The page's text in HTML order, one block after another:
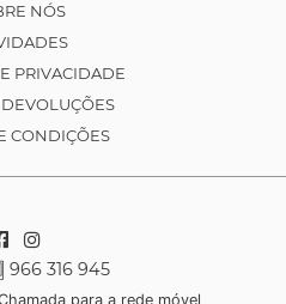
NÓS
PRIVACIDADE
CONDIÇÕES
966 316 945
para a rede móvel